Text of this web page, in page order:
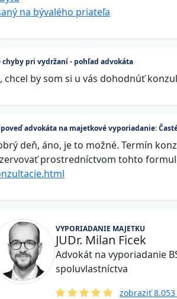
na bývalého priateľa
chyby pri vydržaní - pohľad advokáta
chcel by som si u vás dohodnúť
advokáta na majetkové vyporiadanie:
deň, áno, je to možné. Termín
prostredníctvom tohto
VYPORIADANIE MAJETKU
JUDr. Milan Ficek
Advokát na vyporiadanie
spoluvlastníctva
zobraziť